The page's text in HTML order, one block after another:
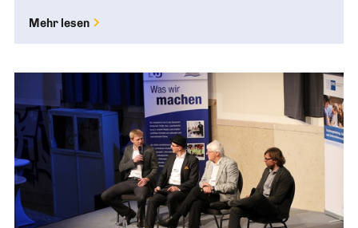
Mehr lesen